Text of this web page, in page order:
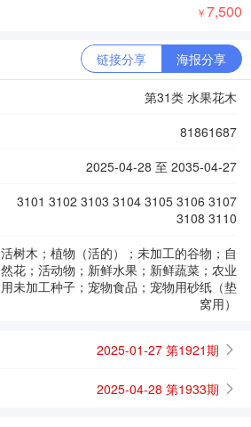
￥7,500
链接分享 海报分享
第31类 水果花木
81861687
2025-04-28 至 2035-04-27
3101 3102 3103 3104 3105 3106 3107
3108 3110
活树木；植物（活的）；未加工的谷物；自
然花；活动物；新鲜水果；新鲜蔬菜；农业
用未加工种子；宠物食品；宠物用砂纸（垫
窝用）
2025-01-27 第1921期
2025-04-28 第1933期